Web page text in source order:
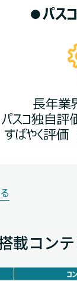
載コン